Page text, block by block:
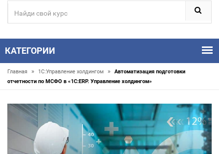
КАТЕГОРИИ
Главная » 1С:Управление холдингом »
Автоматизация подготовки
отчетности по МСФО в «1С:ERP. Управление холдингом»